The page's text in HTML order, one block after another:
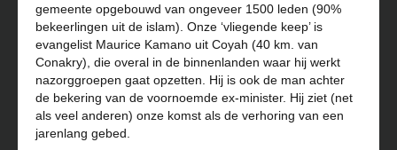
gemeente opgebouwd van ongeveer 1500 leden (90%
bekeerlingen uit de islam). Onze ‘vliegende keep’ is
evangelist Maurice Kamano uit Coyah (40 km. van
Conakry), die overal in de binnenlanden waar hij werkt
nazorggroepen gaat opzetten. Hij is ook de man achter
de bekering van de voornoemde ex-minister. Hij ziet (net
als veel anderen) onze komst als de verhoring van een
jarenlang gebed.